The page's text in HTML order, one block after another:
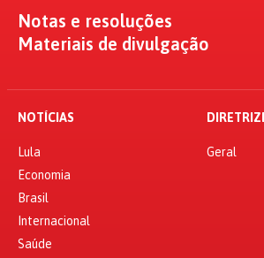
Notas e resoluções
Materiais de divulgação
NOTÍCIAS
Lula
Economia
Brasil
Internacional
Saúde
Geral